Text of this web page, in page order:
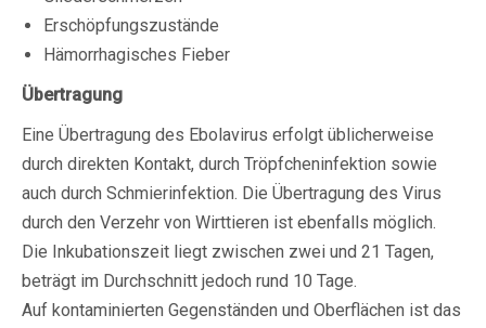
Erschöpfungszustände
Hämorrhagisches Fieber
Übertragung
Eine Übertragung des Ebolavirus erfolgt üblicherweise
durch direkten Kontakt, durch Tröpfcheninfektion sowie
auch durch Schmierinfektion. Die Übertragung des Virus
durch den Verzehr von Wirttieren ist ebenfalls möglich.
Die Inkubationszeit liegt zwischen zwei und 21 Tagen,
beträgt im Durchschnitt jedoch rund 10 Tage.
Auf kontaminierten Gegenständen und Oberflächen ist das